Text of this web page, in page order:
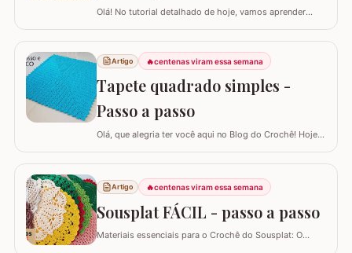
Olá! No tutorial detalhado de hoje, vamos aprender
RUSSO. Recentemente, postamos aqui no blog a versão
redonda deste modelo, e você pode conferir clicando
AQUI. Este é um trabalho clássico que combina com
vários ambientes e é uma excelente…
Artigo 🔥centenas viram essa semana
Tapete quadrado simples -
Passo a passo
Olá, que alegria ter você aqui no Blog do Crochê! Hoje
juntos o TAPETE QUADRADO SIMPLES. Este é um
modelo clássico, super fácil de executar e muito
versátil, pois permite que você adapte o tamanho
conforme a sua necessidade, garantindo que o…
Artigo 🔥centenas viram essa semana
Sousplat FÁCIL - passo a passo
Materiais essenciais para o Crochê do Sousplat: O